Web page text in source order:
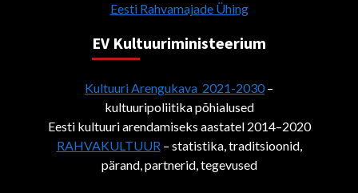
Eesti Rahvamajade Ühing
EV Kultuuriministeerium
Kultuuri Arengukava 2021-2030–
kultuuripoliitika põhialused
Eesti kultuuri arendamiseks aastatel 2014–2020
RAHVAKULTUUR– statistika, traditsioonid,
pärand, partnerid, tegevused